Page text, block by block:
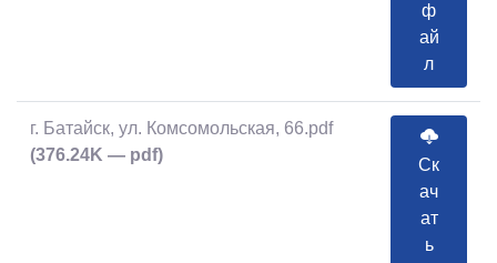
ф
ай
л
г. Батайск, ул. Комсомольская, 66.pdf
(376.24K — pdf)
Ск
ач
ат
ь